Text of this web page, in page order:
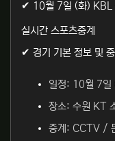
✔ 10월 7일 (화) KBL
실시간 스포츠중계
✔ 경기 기본 정보 및
일정: 10월 7일
장소: 수원 KT
중계: CCTV /